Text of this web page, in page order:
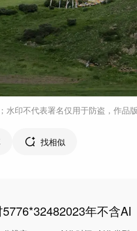
水印不代表署名仅用于防盗，作品
找相似
5776*32482023年不含AI